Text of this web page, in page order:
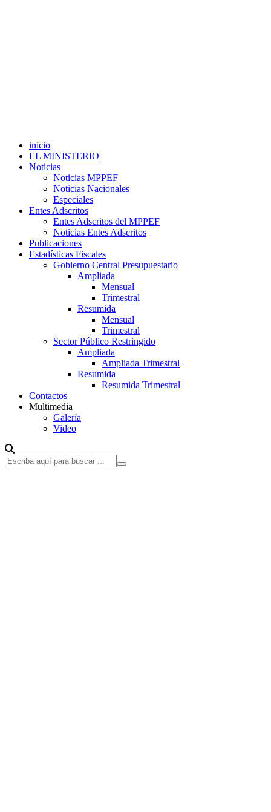
inicio
EL MINISTERIO
Noticias
Noticias MPPEF
Noticias Nacionales
Especiales
Entes Adscritos
Entes Adscritos del MPPEF
Noticias Entes Adscritos
Publicaciones
Estadísticas Fiscales
Gobierno Central Presupuestario
Ampliada
Mensual
Trimestral
Resumida
Mensual
Trimestral
Sector Público Restringido
Ampliada
Ampliada Trimestral
Resumida
Resumida Trimestral
Contactos
Multimedia
Galería
Video